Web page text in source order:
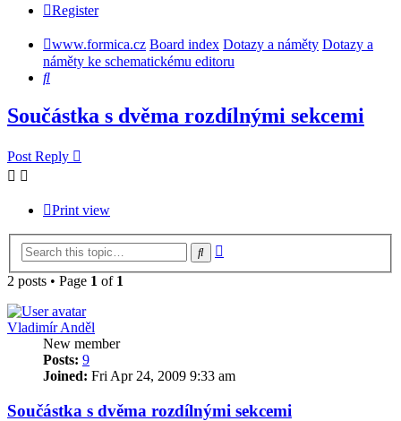
Register
www.formica.cz Board index Dotazy a náměty Dotazy a
náměty ke schematickému editoru
Search
Součástka s dvěma rozdílnými sekcemi
Post Reply
Print view
Search
2 posts • Page 1 of 1
Vladimír Anděl
New member
Posts: 9
Joined: Fri Apr 24, 2009 9:33 am
Součástka s dvěma rozdílnými sekcemi